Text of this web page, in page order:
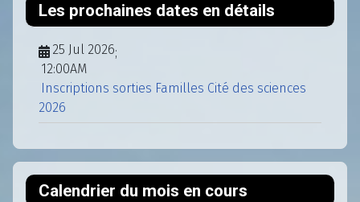
Les prochaines dates en détails
25 Jul 2026;
12:00AM
Inscriptions sorties Familles Cité des sciences
2026
Calendrier du mois en cours